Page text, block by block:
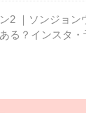
2 ｜ソンジョン
る？インスタ・